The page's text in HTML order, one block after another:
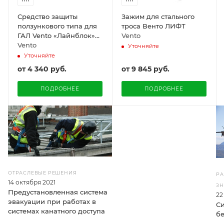
Средство защиты
ползункового типа для
ГАЛ Vento «Лайнблок»
разъемный
Vento
Уточняйте
от4 340 руб.
ПОДРОБНЕЕ
Зажим для стального
троса Венто ЛИФТ
Vento
Уточняйте
от9 845 руб.
ПОДРОБНЕЕ
ОТРАСЛЕВЫЕ РЕШЕНИЯ
14 октября 2021
Предустановленная система
эвакуации при работах в
системах канатного доступа
22